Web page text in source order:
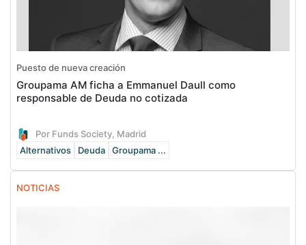
Puesto de nueva creación
Groupama AM ficha a Emmanuel Daull como
responsable de Deuda no cotizada
Por Funds Society, Madrid
Alternativos
Deuda Groupama ...
NOTICIAS